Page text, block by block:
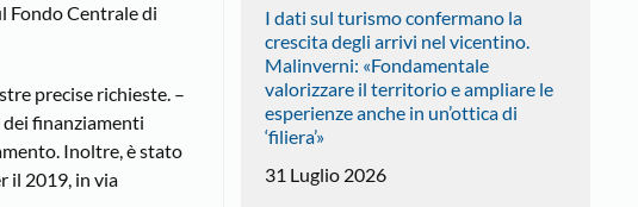
Fondo Centrale di
precise richieste. –
dei finanziamenti
Inoltre, è stato
il 2019, in via
I dati sul turismo confermano la
crescita degli arrivi nel vicentino.
Malinverni: «Fondamentale
valorizzare il territorio e ampliare le
esperienze anche in un’ottica di
‘filiera’»
31 Luglio 2026